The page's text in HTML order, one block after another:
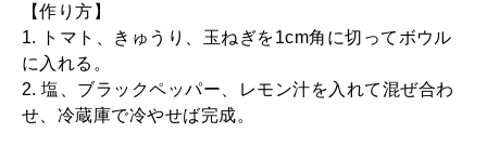
【作り方】
1. トマト、きゅうり、玉ねぎを1cm角に切ってボウル
に入れる。
2. 塩、ブラックペッパー、レモン汁を入れて混ぜ合わ
せ、冷蔵庫で冷やせば完成。